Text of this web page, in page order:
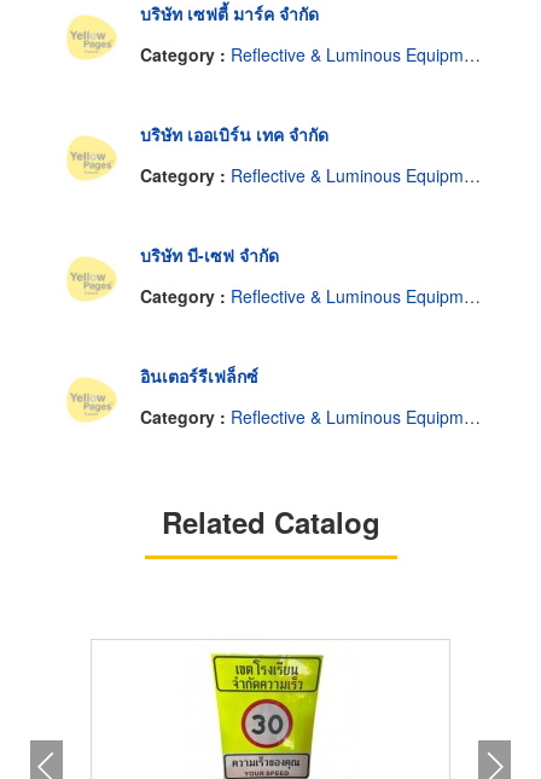
บริษัท เซฟตี้ มาร์ค จำกัด
Category : Reflective & Luminous Equipment & Supplies
บริษัท เออเบิร์น เทค จำกัด
Category : Reflective & Luminous Equipment & Supplies
บริษัท บี-เซฟ จำกัด
Category : Reflective & Luminous Equipment & Supplies
อินเตอร์รีเฟล็กซ์
Category : Reflective & Luminous Equipment & Supplies
Related Catalog